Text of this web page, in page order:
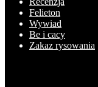
Felieton
Wywiad
Be i cacy
Zakaz rysowania